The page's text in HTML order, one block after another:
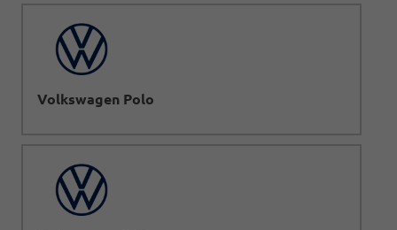
Volkswagen Polo